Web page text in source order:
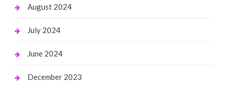
August 2024
July 2024
June 2024
December 2023